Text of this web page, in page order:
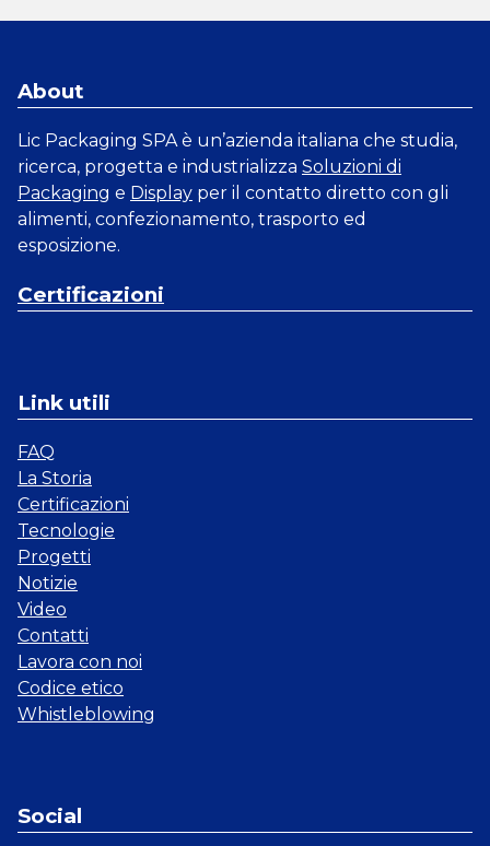
About
Lic Packaging SPA è un’azienda italiana che studia,
ricerca, progetta e industrializza Soluzioni di
Packaging e Display per il contatto diretto con gli
alimenti, confezionamento, trasporto ed
esposizione.
Certificazioni
Link utili
FAQ
La Storia
Certificazioni
Tecnologie
Progetti
Notizie
Video
Contatti
Lavora con noi
Codice etico
Whistleblowing
Social